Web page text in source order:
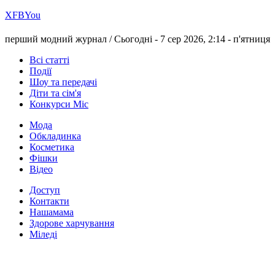
ХFBYou
перший модний журнал /Сьогодні - 7 сер 2026, 2:14 - п'ятниця
Всі статті
Події
Шоу та передачі
Діти та сім'я
Конкурси Міс
Мода
Обкладинка
Косметика
Фішки
Відео
Доступ
Контакти
Нашамама
Здорове харчування
Міледі